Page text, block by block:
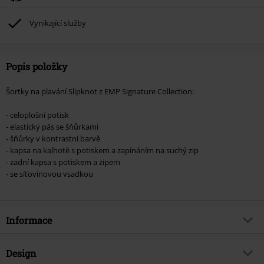
Vynikající služby
Popis položky
Šortky na plavání Slipknot z EMP Signature Collection:
- celoplošní potisk
- elastický pás se šňůrkami
- šňůrky v kontrastní barvě
- kapsa na kalhotě s potiskem a zapínáním na suchý zip
- zadní kapsa s potiskem a zipem
- se síťovinovou vsadkou
Informace
Zboží č.
Design